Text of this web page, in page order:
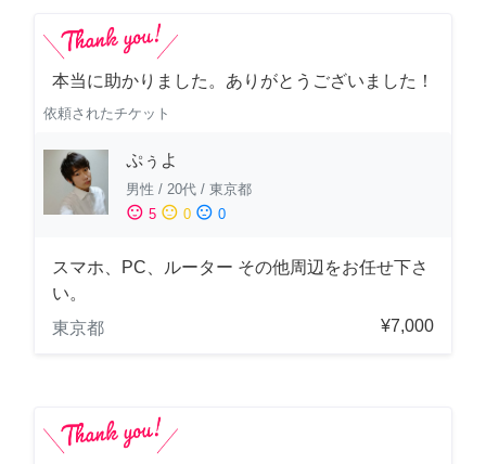
本当に助かりました。ありがとうございました！
依頼されたチケット
ぷぅよ
男性 / 20代 / 東京都
sentiment_satisfied 5 sentiment_neutral 0 sentiment_dissatisfied 0
スマホ、PC、ルーター その他周辺をお任せ下さ
い。
東京都
¥7,000